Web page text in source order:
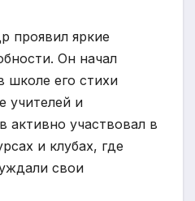
проявил яркие
Он начал
школе его стихи
учителей и
активно участвовал в
и клубах, где
свои